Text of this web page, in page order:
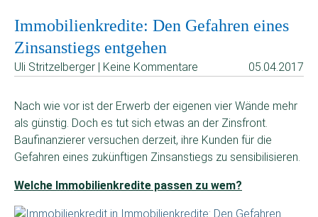
Immobilienkredite: Den Gefahren eines
Zinsanstiegs entgehen
Uli Stritzelberger | Keine Kommentare 05.04.2017
Nach wie vor ist der Erwerb der eigenen vier Wände mehr
als günstig. Doch es tut sich etwas an der Zinsfront.
Baufinanzierer versuchen derzeit, ihre Kunden für die
Gefahren eines zukünftigen Zinsanstiegs zu sensibilisieren.
Welche Immobilienkredite passen zu wem?